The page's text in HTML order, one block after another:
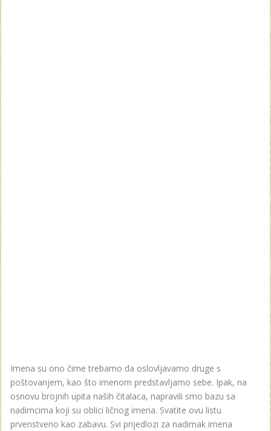
Imena su ono čime trebamo da oslovljavamo druge s
poštovanjem, kao što imenom predstavljamo sebe. Ipak, na
osnovu brojnih upita naših čitalaca, napravili smo bazu sa
nadimcima koji su oblici ličnog imena. Svatite ovu listu
prvenstveno kao zabavu. Svi prijedlozi za nadimak imena